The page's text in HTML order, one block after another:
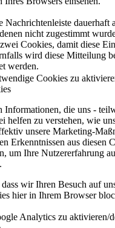
dauerhaft
nicht zugestimmt
Cookies, damit diese
wird diese Mitteilung
werden.
Cookies zu
Informationen, die uns -
helfen zu verstehen, wie
unsere Marketing-
Erkenntnissen aus diesen
um Ihre Nutzererfahrung
wir Ihren Besuch auf
hier in Ihrem Browser
Analytics zu aktivieren/